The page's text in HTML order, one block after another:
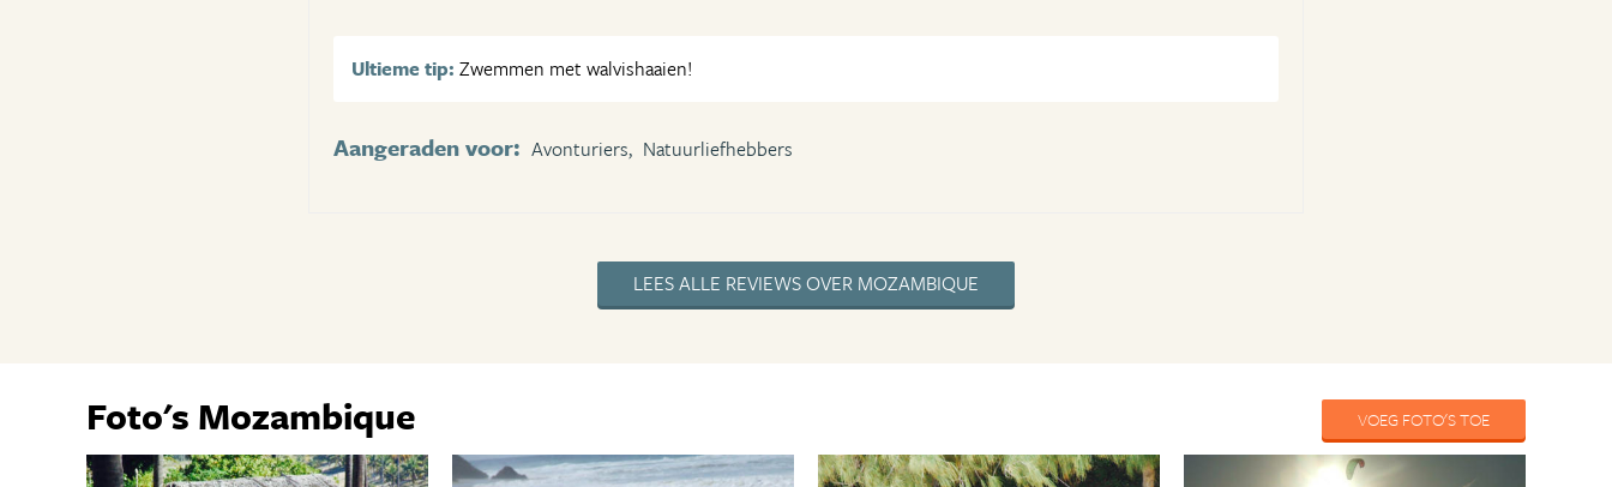
Ultieme tip: Zwemmen met walvishaaien!
Aangeraden voor: Avonturiers, Natuurliefhebbers
LEES ALLE REVIEWS OVER MOZAMBIQUE
VOEG FOTO'S TOE
Foto's Mozambique